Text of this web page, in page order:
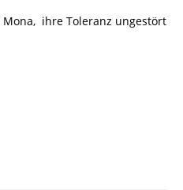
ihre Toleranz ungestört